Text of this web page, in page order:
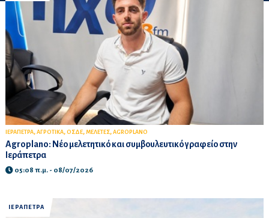
ΙΕΡΑΠΕΤΡΑ, ΑΓΡΟΤΙΚΑ, ΟΣΔΕ, ΜΕΛΕΤΕΣ, AGROPLANO
Agroplano: Νέο μελετητικό και συμβουλευτικό γραφείο στην
Ιεράπετρα
05:08 π.μ. - 08/07/2026
ΙΕΡΑΠΕΤΡΑ